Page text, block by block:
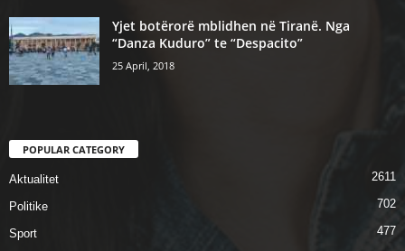
Yjet botërorë mblidhen në Tiranë. Nga
“Danza Kuduro” te “Despacito”
25 April, 2018
POPULAR CATEGORY
Aktualitet 2611
Politike 702
Sport
477